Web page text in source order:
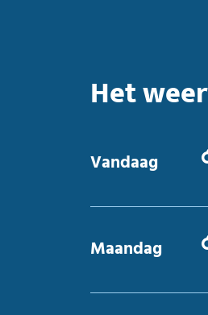
Het weer
Vandaag
Maandag